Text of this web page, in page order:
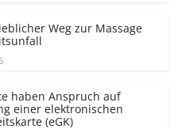
Weg zur Massage
haben Anspruch auf
einer elektronischen
(eGK)